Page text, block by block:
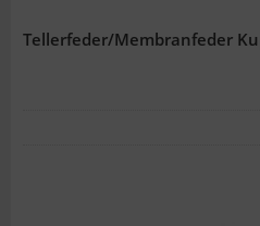
Tellerfeder/Membranfeder